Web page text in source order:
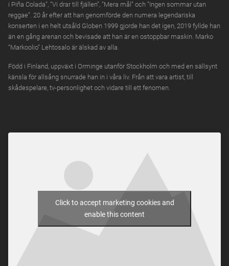
i Piña Colada”, ”Vi drar till fjällen”, ”Mera mål” och ”Ingen sommar utan
reggae”. 20 år efter att han genomförde den numera legendariska
konserten i en helt utsåld Globen 1999 gjorde han det igen, 2019 fyllde han
än en gång arenan och bevisade att han är en ostoppbar maskin. Marko
“Markoolio” Lehtosalo är älskad av alla.
Född i Finland, uppväxt i Orminge utanför Stockholm och med en sällsynt
känsla för allsång snurrade han in i våra liv. Från att vara artist, till
skådespelare, tv-personlighet och vidare till ett fenomen.
Click to accept marketing cookies and
enable this content